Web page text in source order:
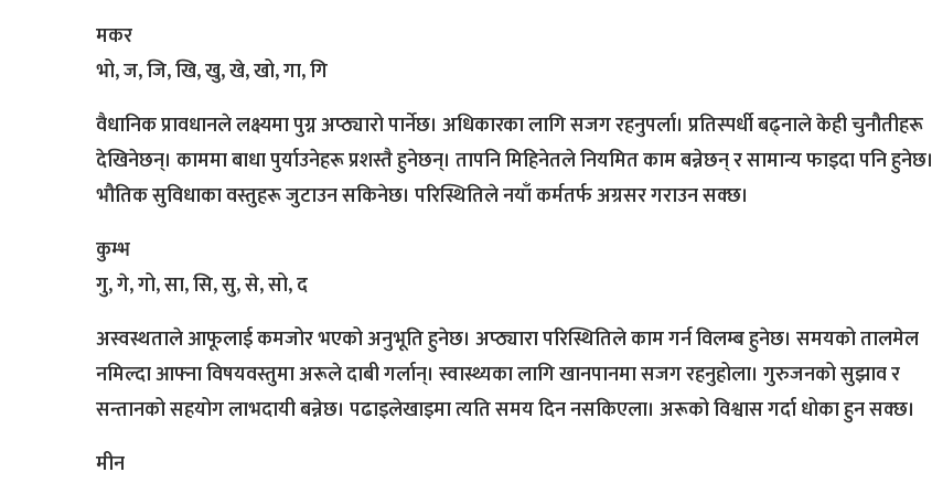
मकर
भो, ज, जि, खि, खु, खे, खो, गा, गि
वैधानिक प्रावधानले लक्ष्यमा पुग्न अप्ठ्यारो पार्नेछ। अधिकारका लागि सजग रहनुपर्ला। प्रतिस्पर्धी बढ्नाले केही चुनौतीहरू
देखिनेछन्। काममा बाधा पुर्याउनेहरू प्रशस्तै हुनेछन्। तापनि मिहिनेतले नियमित काम बन्नेछन् र सामान्य फाइदा पनि हुनेछ।
भौतिक सुविधाका वस्तुहरू जुटाउन सकिनेछ। परिस्थितिले नयाँ कर्मतर्फ अग्रसर गराउन सक्छ।
कुम्भ
गु, गे, गो, सा, सि, सु, से, सो, द
अस्वस्थताले आफूलाई कमजोर भएको अनुभूति हुनेछ। अप्ठ्यारा परिस्थितिले काम गर्न विलम्ब हुनेछ। समयको तालमेल
नमिल्दा आफ्ना विषयवस्तुमा अरूले दाबी गर्लान्। स्वास्थ्यका लागि खानपानमा सजग रहनुहोला। गुरुजनको सुझाव र
सन्तानको सहयोग लाभदायी बन्नेछ। पढाइलेखाइमा त्यति समय दिन नसकिएला। अरूको विश्वास गर्दा धोका हुन सक्छ।
मीन